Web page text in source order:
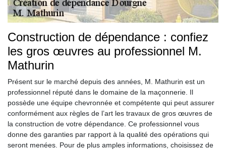
Construction de dépendance : confiez
les gros œuvres au professionnel M.
Mathurin
Présent sur le marché depuis des années, M. Mathurin est un
professionnel réputé dans le domaine de la maçonnerie. Il
possède une équipe chevronnée et compétente qui peut assurer
conformément aux règles de l’art les travaux de gros œuvres de
la construction de votre dépendance. Ce professionnel vous
donne des garanties par rapport à la qualité des opérations qui
seront menées. Pour de plus amples informations, choisissez de